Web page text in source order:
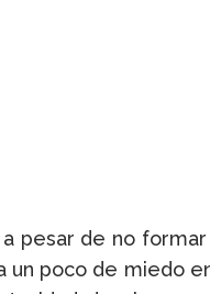
pesar de no
un poco de miedo